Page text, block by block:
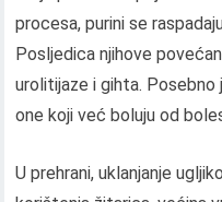
procesa, purini se
Posljedica njihove
urolitijaze i gihta. Posebno
one koji već boluju od
U prehrani, uklanjanje